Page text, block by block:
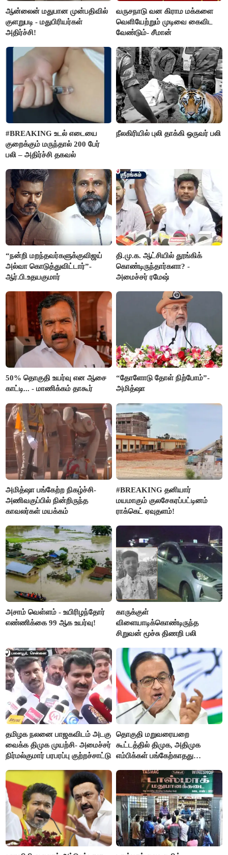
ஆன்லைன் மதுபான முன்பதிவில்
குளறுபடி - மதுபிரியர்கள்
அதிர்ச்சி!
வருசநாடு வன கிராம மக்களை
வெளியேற்றும் முடிவை கைவிட
வேண்டும்- சீமான்
#BREAKING உடல் எடையை
குறைக்கும் மருந்தால் 200 பேர்
பலி – அதிர்ச்சி தகவல்
நீலகிரியில் புலி தாக்கி ஒருவர் பலி
“நன்றி மறந்தவர்களுக்குவிஜய்
அல்வா கொடுத்துவிட்டார்”-
ஆர்.பி.உதயகுமார்
தி.மு.க. ஆட்சியில் தூங்கிக்
கொண்டிருந்தார்களா? -
அமைச்சர் ரமேஷ்
50% தொகுதி உயர்வு என ஆசை
காட்டி... - மாணிக்கம் தாகூர்
“தோளோடு தோள் நிற்போம்”-
அமித்ஷா
அமித்ஷா பங்கேற்ற நிகழ்ச்சி-
அணிவகுப்பில் நின்றிருந்த
காவலர்கள் மயக்கம்
#BREAKING தனியார்
மயமாகும் குலசேகரப்பட்டினம்
ராக்கெட் ஏவுதளம்!
அசாம் வெள்ளம் - உயிரிழந்தோர்
எண்ணிக்கை 99 ஆக உயர்வு!
காருக்குள்
விளையாடிக்கொண்டிருந்த
சிறுவன் மூச்சு திணறி பலி
தமிழக நலனை பாஜகவிடம் அடகு
வைக்க திமுக முயற்சி- அமைச்சர்
நிர்மல்குமார் பரபரப்பு குற்றச்சாட்டு
தொகுதி மறுவரையறை
கூட்டத்தில் திமுக, அதிமுக
எம்பிக்கள் பங்கேற்காதது